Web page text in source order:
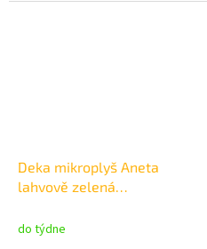
Deka mikroplyš Aneta
lahvově zelená
do týdne